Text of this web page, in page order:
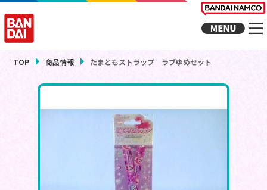
TOP 商品情報 たまともストラップ ラブゆめセット